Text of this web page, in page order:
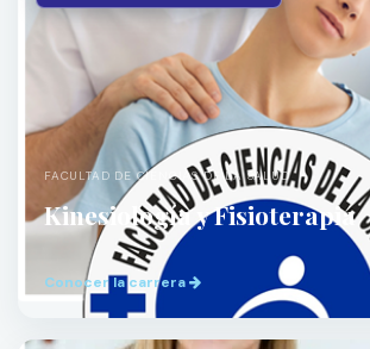
FACULTAD DE CIENCIAS DE LA SALUD
Kinesiología y Fisioterapia
Conocer la carrera